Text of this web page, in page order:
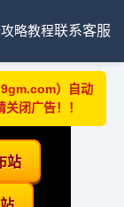
攻略教程联系客服
）自动
闭广告！！